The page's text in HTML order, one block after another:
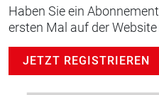
Haben Sie ein
ersten Mal auf der
JETZT REGISTRIEREN